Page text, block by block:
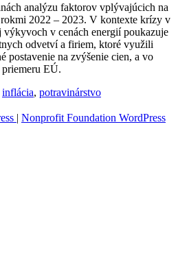
analýzu faktorov vplývajúcich na
2022 – 2023. V kontexte krízy v
v cenách energií poukazuje
odvetví a firiem, ktoré využili
postavenie na zvýšenie cien, a vo
EÚ.
inflácia, potravinárstvo
| Nonprofit Foundation WordPress